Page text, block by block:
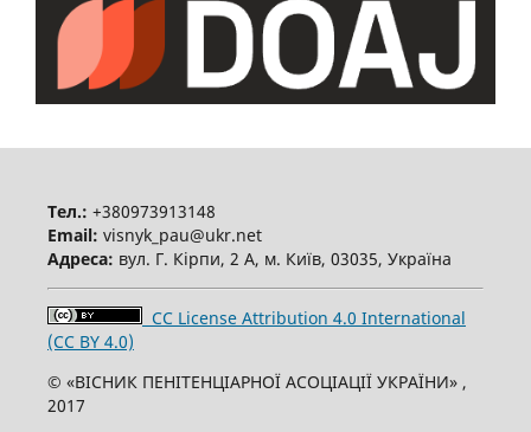
Тел.: +380973913148
Email: visnyk_pau@ukr.net
Адреса: вул. Г. Кірпи, 2 А, м. Київ, 03035, Україна
CC License Attribution 4.0 International
(CC BY 4.0)
© «ВІСНИК ПЕНІТЕНЦІАРНОЇ АСОЦІАЦІЇ УКРАЇНИ» ,
2017